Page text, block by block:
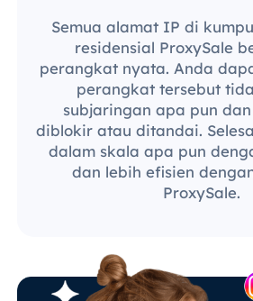
Semua alamat IP di
residensial ProxySale
perangkat nyata. Anda
perangkat tersebut
subjaringan apa pun
diblokir atau ditandai.
dalam skala apa pun
dan lebih efisien
ProxySale.